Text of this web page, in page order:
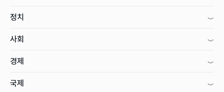
정치
사회
경제
국제